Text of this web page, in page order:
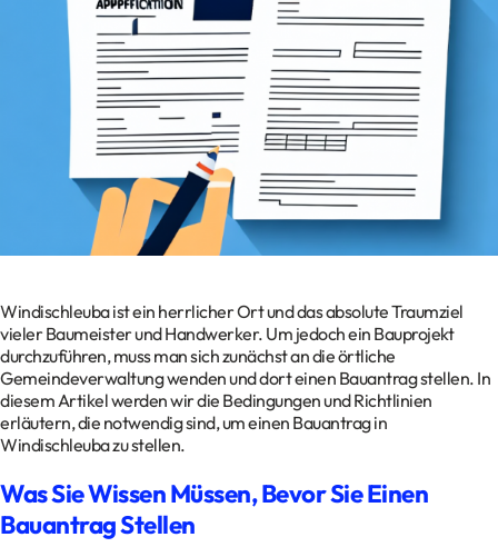
FAQ
Kontakt
Datenschutz
Impressum
Windischleuba ist ein herrlicher Ort und das absolute Traumziel
vieler Baumeister und Handwerker. Um jedoch ein Bauprojekt
durchzuführen, muss man sich zunächst an die örtliche
Gemeindeverwaltung wenden und dort einen Bauantrag stellen. In
diesem Artikel werden wir die Bedingungen und Richtlinien
erläutern, die notwendig sind, um einen Bauantrag in
Windischleuba zu stellen.
Was Sie Wissen Müssen, Bevor Sie Einen
Bauantrag Stellen